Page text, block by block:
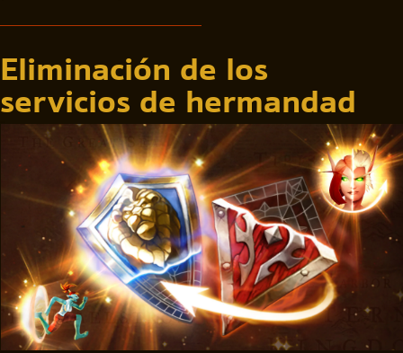
Eliminación de los
servicios de hermandad